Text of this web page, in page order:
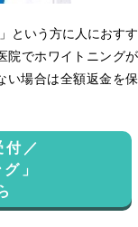
という方に人におすす
院でホワイトニングが
い場合は全額返金を保
／
」